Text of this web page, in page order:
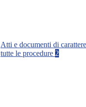
Atti e documenti di
tutte le procedure 2